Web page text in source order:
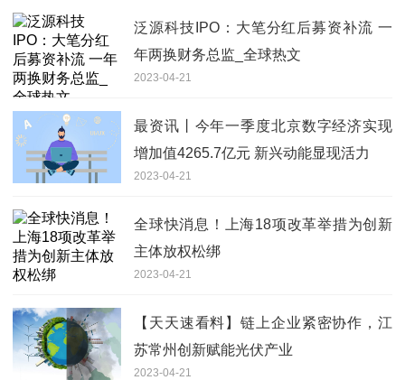
泛源科技IPO：大笔分红后募资补流 一
年两换财务总监_全球热文
2023-04-21
最资讯丨今年一季度北京数字经济实现
增加值4265.7亿元 新兴动能显现活力
2023-04-21
全球快消息！上海18项改革举措为创新
主体放权松绑
2023-04-21
【天天速看料】链上企业紧密协作，江
苏常州创新赋能光伏产业
2023-04-21